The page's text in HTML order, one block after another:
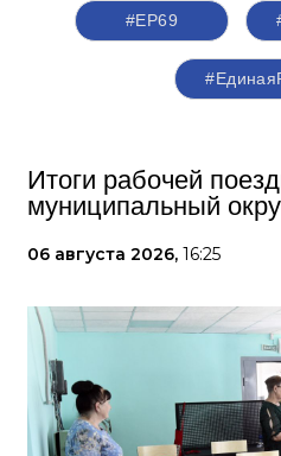
#ЕР69
Итоги рабочей
муниципальный
06 августа 2026, 16:25